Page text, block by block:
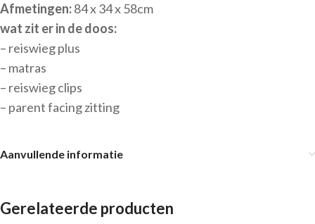
Afmetingen:84 x 34 x 58cm
wat zit er in de doos:
– reiswieg plus
– matras
– reiswieg clips
– parent facing zitting
Aanvullende informatie
Gerelateerde producten